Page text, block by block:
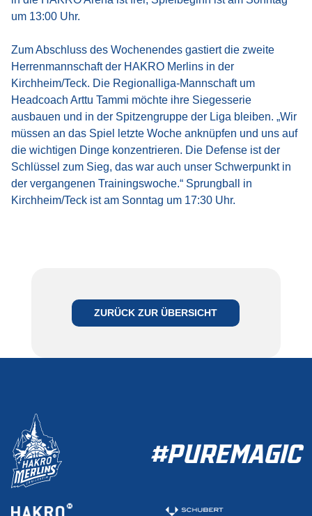
um 13:00 Uhr.
Zum Abschluss des Wochenendes gastiert die zweite
Herrenmannschaft der HAKRO Merlins in der
Kirchheim/Teck. Die Regionalliga-Mannschaft um
Headcoach Arttu Tammi möchte ihre Siegesserie
ausbauen und in der Spitzengruppe der Liga bleiben. „Wir
müssen an das Spiel letzte Woche anknüpfen und uns auf
die wichtigen Dinge konzentrieren. Die Defense ist der
Schlüssel zum Sieg, das war auch unser Schwerpunkt in
der vergangenen Trainingswoche.“ Sprungball in
Kirchheim/Teck ist am Sonntag um 17:30 Uhr.
ZURÜCK ZUR ÜBERSICHT
#PUREMAGIC